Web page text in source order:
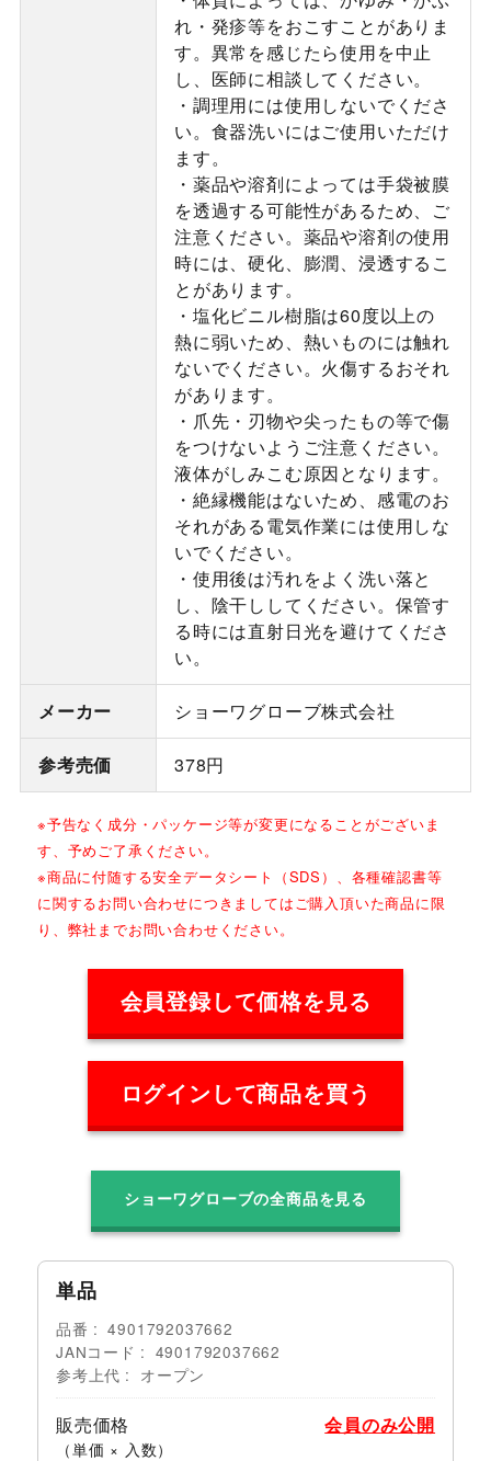
れ・発疹等をおこすことがありま
す。異常を感じたら使用を中止
し、医師に相談してください。
・調理用には使用しないでくださ
い。食器洗いにはご使用いただけ
ます。
・薬品や溶剤によっては手袋被膜
を透過する可能性があるため、ご
注意ください。薬品や溶剤の使用
時には、硬化、膨潤、浸透するこ
とがあります。
・塩化ビニル樹脂は60度以上の
熱に弱いため、熱いものには触れ
ないでください。火傷するおそれ
があります。
・爪先・刃物や尖ったもの等で傷
をつけないようご注意ください。
液体がしみこむ原因となります。
・絶縁機能はないため、感電のお
それがある電気作業には使用しな
いでください。
・使用後は汚れをよく洗い落と
し、陰干ししてください。保管す
る時には直射日光を避けてくださ
い。
メーカー ショーワグローブ株式会社
参考売価 378円
※予告なく成分・パッケージ等が変更になることがございま
す、予めご了承ください。
※商品に付随する安全データシート（SDS）、各種確認書等
に関するお問い合わせにつきましてはご購入頂いた商品に限
り、弊社までお問い合わせください。
会員登録して価格を見る
ログインして商品を買う
ショーワグローブの全商品を見る
単品
品番
4901792037662
JANコード
4901792037662
参考上代
オープン
販売価格
（単価 × 入数）
会員のみ公開